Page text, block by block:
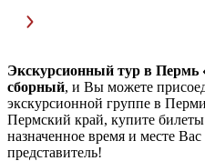
Экскурсионный тур в
сборный, и Вы можете
экскурсионной группе в
Пермский край, купите
назначенное время и месте Вас
представитель!